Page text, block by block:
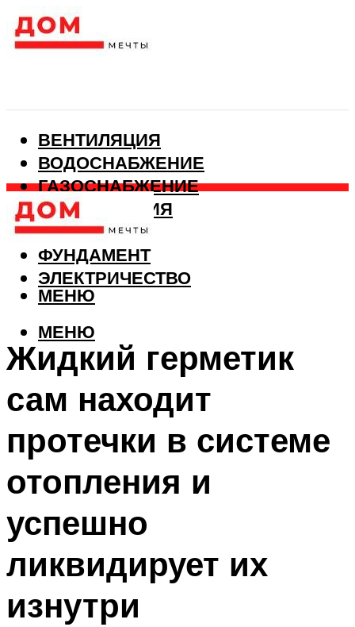
ВЕНТИЛЯЦИЯ
ВОДОСНАБЖЕНИЕ
ГАЗОСНАБЖЕНИЕ
КАНАЛИЗАЦИЯ
ОТОПЛЕНИЕ
ФУНДАМЕНТ
ЭЛЕКТРИЧЕСТВО
МЕНЮ
МЕНЮ
Жидкий герметик
сам находит
протечки в системе
отопления и
успешно
ликвидирует их
изнутри